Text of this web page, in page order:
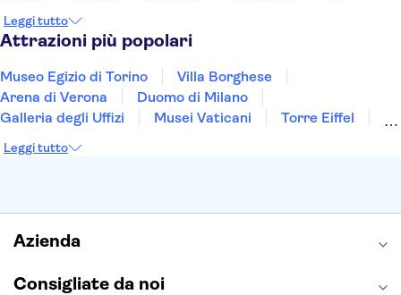
Palermo
Leggi tutto
Attrazioni più popolari
Museo Egizio di Torino
Villa Borghese
Arena di Verona
Duomo di Milano
Galleria degli Uffizi
Musei Vaticani
Torre Eiffel
Reggia di Caserta
Leggi tutto
Azienda
Consigliate da noi